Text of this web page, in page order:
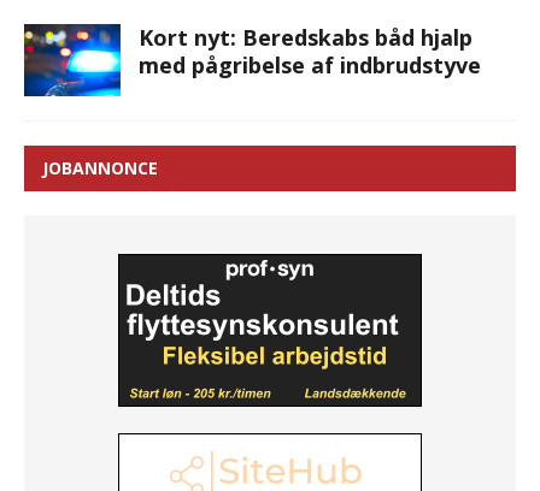
Kort nyt: Beredskabs båd hjalp
med pågribelse af indbrudstyve
JOBANNONCE